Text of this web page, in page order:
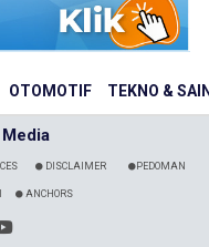
OTOMOTIF TEKNO &
DISCLAIMER PEDOMAN
ANCHORS